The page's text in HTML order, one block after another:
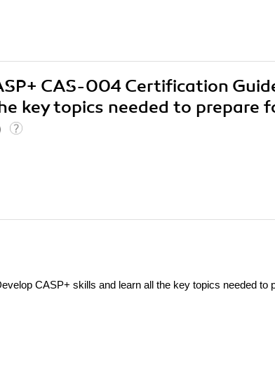
CAS-004 Certification
key topics needed to prepare
CASP+ skills and learn all the key topics needed to